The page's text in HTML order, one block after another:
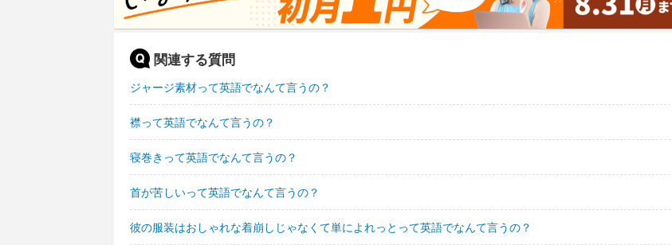
関連する質問
ジャージ素材って英語でなんて言うの？
襟って英語でなんて言うの？
寝巻きって英語でなんて言うの？
首が苦しいって英語でなんて言うの？
彼の服装はおしゃれな着崩しじゃなくて単によれっとって英語でなんて言うの？